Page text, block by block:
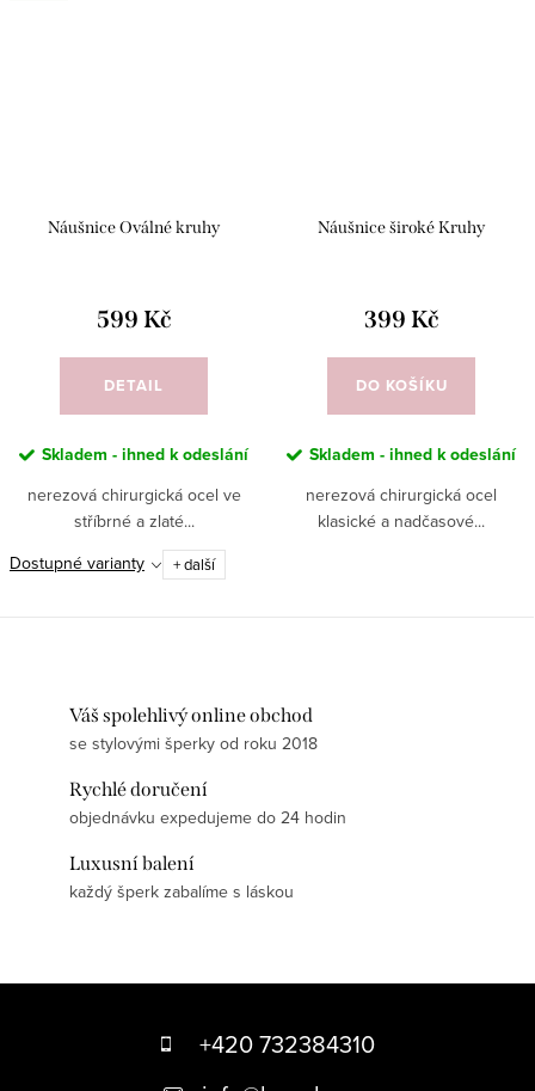
Náušnice Oválné kruhy
599 Kč
DETAIL
Skladem - ihned k odeslání
nerezová chirurgická ocel ve
stříbrné a zlaté...
Dostupné varianty
+ další
Náušnice široké Kruhy
399 Kč
DO KOŠÍKU
Skladem - ihned k odeslání
nerezová chirurgická ocel
klasické a nadčasové...
Váš spolehlivý online obchod
se stylovými šperky od roku 2018
Rychlé doručení
objednávku expedujeme do 24 hodin
Luxusní balení
každý šperk zabalíme s láskou
+420 732384310